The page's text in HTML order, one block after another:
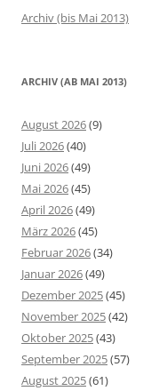
Archiv (bis Mai 2013)
ARCHIV (AB MAI 2013)
August 2026(9)
Juli 2026(40)
Juni 2026(49)
Mai 2026(45)
April 2026(49)
März 2026(45)
Februar 2026(34)
Januar 2026(49)
Dezember 2025(45)
November 2025(42)
Oktober 2025(43)
September 2025(57)
August 2025(61)